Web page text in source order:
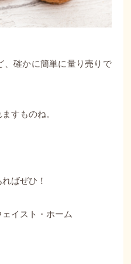
、確かに簡単に量り売りで
すものね。
ばぜひ！
イスト・ホーム